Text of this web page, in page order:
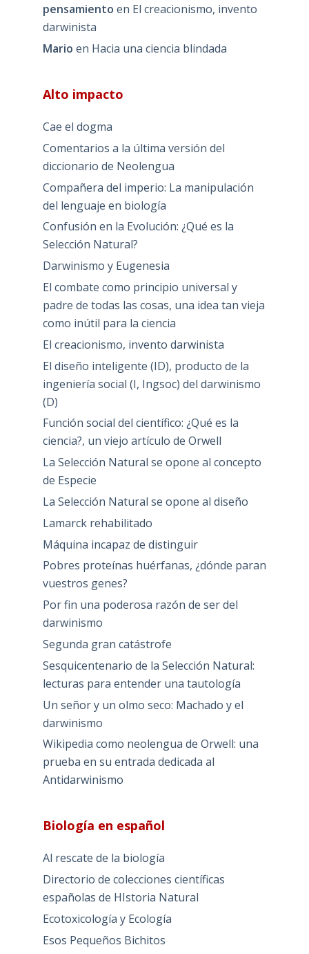
pensamiento en El creacionismo, invento
darwinista
Mario en Hacia una ciencia blindada
Alto impacto
Cae el dogma
Comentarios a la última versión del
diccionario de Neolengua
Compañera del imperio: La manipulación
del lenguaje en biología
Confusión en la Evolución: ¿Qué es la
Selección Natural?
Darwinismo y Eugenesia
El combate como principio universal y
padre de todas las cosas, una idea tan vieja
como inútil para la ciencia
El creacionismo, invento darwinista
El diseño inteligente (ID), producto de la
ingeniería social (I, Ingsoc) del darwinismo
(D)
Función social del científico: ¿Qué es la
ciencia?, un viejo artículo de Orwell
La Selección Natural se opone al concepto
de Especie
La Selección Natural se opone al diseño
Lamarck rehabilitado
Máquina incapaz de distinguir
Pobres proteínas huérfanas, ¿dónde paran
vuestros genes?
Por fin una poderosa razón de ser del
darwinismo
Segunda gran catástrofe
Sesquicentenario de la Selección Natural:
lecturas para entender una tautología
Un señor y un olmo seco: Machado y el
darwinismo
Wikipedia como neolengua de Orwell: una
prueba en su entrada dedicada al
Antidarwinismo
Biología en español
Al rescate de la biología
Directorio de colecciones científicas
españolas de HIstoria Natural
Ecotoxicología y Ecología
Esos Pequeños Bichitos